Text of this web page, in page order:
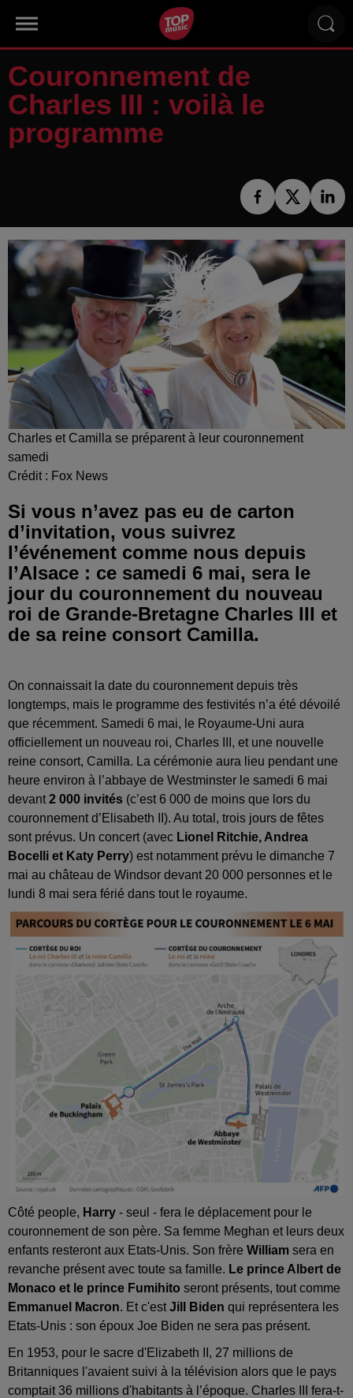
Couronnement de
Charles III : voilà le
programme
Charles et Camilla se préparent à leur couronnement
samedi
Crédit : Fox News
Si vous n’avez pas eu de carton
d’invitation, vous suivrez
l’événement comme nous depuis
l’Alsace : ce samedi 6 mai, sera le
jour du couronnement du nouveau
roi de Grande-Bretagne Charles III et
de sa reine consort Camilla.
On connaissait la date du couronnement depuis très
longtemps, mais le programme des festivités n’a été dévoilé
que récemment. Samedi 6 mai, le Royaume-Uni aura
officiellement un nouveau roi, Charles III, et une nouvelle
reine consort, Camilla. La cérémonie aura lieu pendant une
heure environ à l’abbaye de Westminster le samedi 6 mai
devant2 000 invités (c’est 6 000 de moins que lors du
couronnement d’Elisabeth II). Au total, trois jours de fêtes
sont prévus. Un concert (avec Lionel Ritchie, Andrea
Bocelli et Katy Perry) est notamment prévu le dimanche 7
mai au château de Windsor devant 20 000 personnes et le
lundi 8 mai sera férié dans tout le royaume.
Côté people, Harry - seul - fera le déplacement pour le
couronnement de son père. Sa femme Meghan et leurs deux
enfants resteront aux Etats-Unis. Son frère William sera en
revanche présent avec toute sa famille. Le prince Albert de
Monaco et le prince Fumihito seront présents, tout comme
Emmanuel Macron. Et c'estJill Biden qui représentera les
Etats-Unis : son époux Joe Biden ne sera pas présent.
En 1953, pour le sacre d'Elizabeth II, 27 millions de
Britanniques l'avaient suivi à la télévision alors que le pays
comptait 36 millions d'habitants à l’époque. Charles III fera-t-